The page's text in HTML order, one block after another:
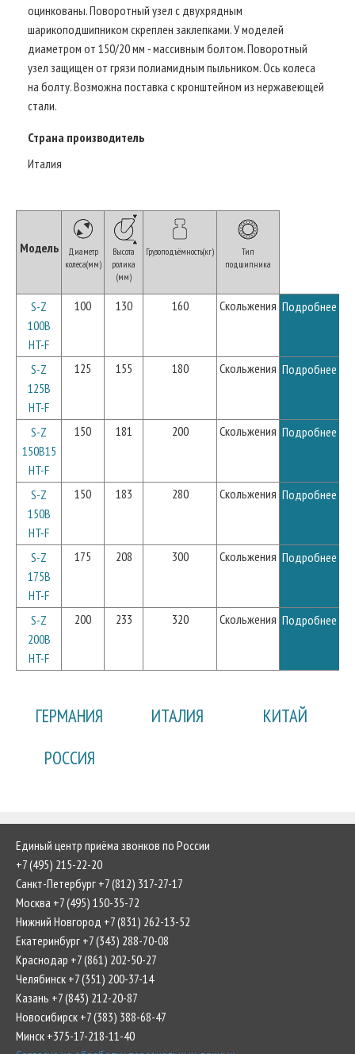
оцинкованы. Поворотный узел с двухрядным
шарикоподшипником скреплен заклепками. У моделей
диаметром от 150/20 мм - массивным болтом. Поворотный
узел защищен от грязи полиамидным пыльником. Ось колеса
на болту. Возможна поставка с кронштейном из нержавеющей
стали.
Страна производитель
Италия
Модель
Диаметр
колеса(мм)
Высота
ролика
(мм)
Грузоподъёмность(кг)
Тип
подшипника
S-Z
100B
HT-F
100 130 160 Скольжения Подробнее
S-Z
125B
HT-F
125 155 180 Скольжения Подробнее
S-Z
150B15
HT-F
150 181 200 Скольжения Подробнее
S-Z
150B
HT-F
150 183 280 Скольжения Подробнее
S-Z
175B
HT-F
175 208 300 Скольжения Подробнее
S-Z
200B
HT-F
200 233 320 Скольжения Подробнее
ГЕРМАНИЯ ИТАЛИЯ
КИТАЙ
РОССИЯ
Единый центр приёма звонков по России
+7 (495) 215-22-20
Санкт-Петербург +7 (812) 317-27-17
Москва +7 (495) 150-35-72
Нижний Новгород +7 (831) 262-13-52
Екатеринбург +7 (343) 288-70-08
Краснодар +7 (861) 202-50-27
Челябинск +7 (351) 200-37-14
Казань +7 (843) 212-20-87
Новосибирск +7 (383) 388-68-47
Минск +375-17-218-11-40